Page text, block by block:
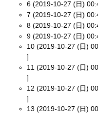
6 (2019-10-27 (日)
7 (2019-10-27 (日)
8 (2019-10-27 (日)
9 (2019-10-27 (日)
10 (2019-10-27 (日)
]
11 (2019-10-27 (日)
]
12 (2019-10-27 (日)
]
13 (2019-10-27 (日)